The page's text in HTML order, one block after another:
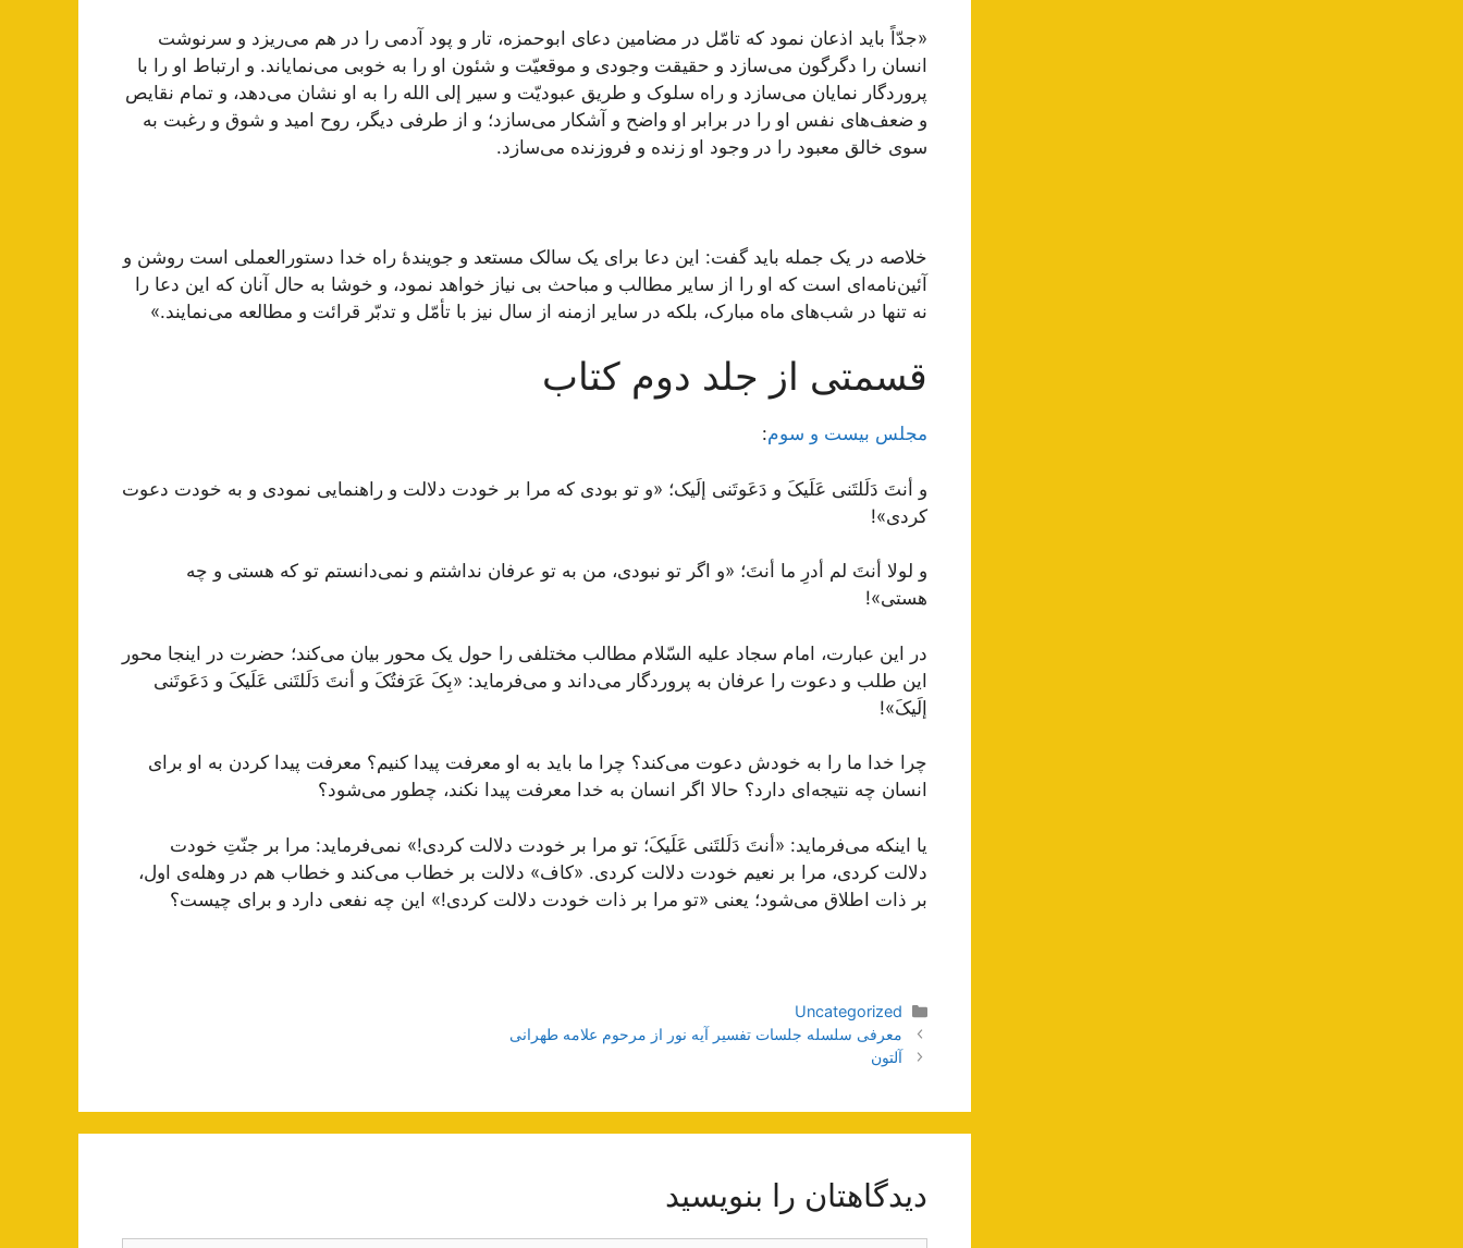
«جدّاً باید اذعان نمود که تامّل در مضامین دعای ابوحمزه، تار و پود آدمی را در هم می‌ریزد و سرنوشت
انسان را دگرگون می‌سازد و حقیقت وجودی و موقعیّت و شئون او را به خوبی می‌نمایاند. و ارتباط او را با
پروردگار نمایان می‌سازد و راه سلوک و طریق عبودیّت و سیر إلی الله را به او نشان می‌دهد، و تمام نقایص
و ضعف‌های نفس او را در برابر او واضح و آشکار می‌سازد؛ و از طرفی دیگر، روح امید و شوق و رغبت به
سوی خالق معبود را در وجود او زنده و فروزنده می‌سازد.
خلاصه در یک جمله باید گفت: این دعا برای یک سالک مستعد و جویندۀ راه خدا دستورالعملی است روشن و
آئین‌نامه‌ای است که او را از سایر مطالب و مباحث بی نیاز خواهد نمود، و خوشا به حال آنان که این دعا را
نه تنها در شب‌های ماه مبارک، بلکه در سایر ازمنه از سال نیز با تأمّل و تدبّر قرائت و مطالعه می‌نمایند.»
قسمتی از جلد دوم کتاب
مجلس بیست و سوم:
و أنتَ دَلَلتَنی عَلَیکَ و دَعَوتَنی إلَیک؛ «و تو بودی که مرا بر خودت دلالت و راهنمایی نمودی و به خودت دعوت
کردی»!
و لولا أنتَ لم أدرِ ما أنتَ؛ «و اگر تو نبودی، من به تو عرفان نداشتم و نمی‌دانستم تو که هستی و چه
هستی»!
در این عبارت، امام سجاد علیه السّلام مطالب مختلفی را حول یک محور بیان می‌کند؛ حضرت در اینجا محور
این طلب و دعوت را عرفان به پروردگار می‌داند و می‌فرماید: «بِکَ عَرَفتُکَ و أنتَ دَلَلتَنی عَلَیکَ و دَعَوتَنی
إلَیکَ»!
چرا خدا ما را به خودش دعوت می‌کند؟ چرا ما باید به او معرفت پیدا کنیم؟ معرفت پیدا کردن به او برای
انسان چه نتیجه‌ای دارد؟ حالا اگر انسان به خدا معرفت پیدا نکند، چطور می‌شود؟
یا اینکه می‌فرماید: «أنتَ دَلَلتَنی عَلَیکَ؛ تو مرا بر خودت دلالت کردی!» نمی‌فرماید: مرا بر جنّتِ خودت
دلالت کردی، مرا بر نعیم خودت دلالت کردی. «کاف» دلالت بر خطاب می‌کند و خطاب هم در وهله‌ی اول،
بر ذات اطلاق می‌شود؛ یعنی «تو مرا بر ذات خودت دلالت کردی!» این چه نفعی دارد و برای چیست؟
دسته‌ها
Uncategorized
ناوبری
نوشته‌ها
معرفی سلسله جلسات تفسیر آیه نور از مرحوم علامه طهرانی
آلتون
دیدگاهتان را بنویسید